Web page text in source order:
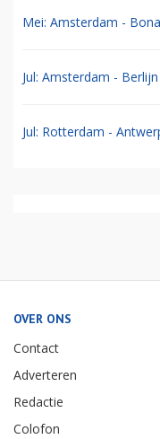
Mei: Amsterdam -
Jul: Amsterdam -
Jul: Rotterdam -
OVER ONS
Contact
Adverteren
Redactie
Colofon